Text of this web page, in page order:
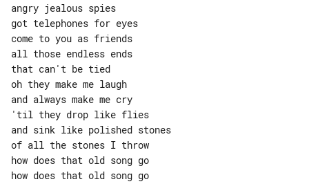
angry jealous spies
got telephones for eyes
come to you as friends
all those endless ends
that can't be tied
oh they make me laugh
and always make me cry
'til they drop like flies
and sink like polished stones
of all the stones I throw
how does that old song go
how does that old song go